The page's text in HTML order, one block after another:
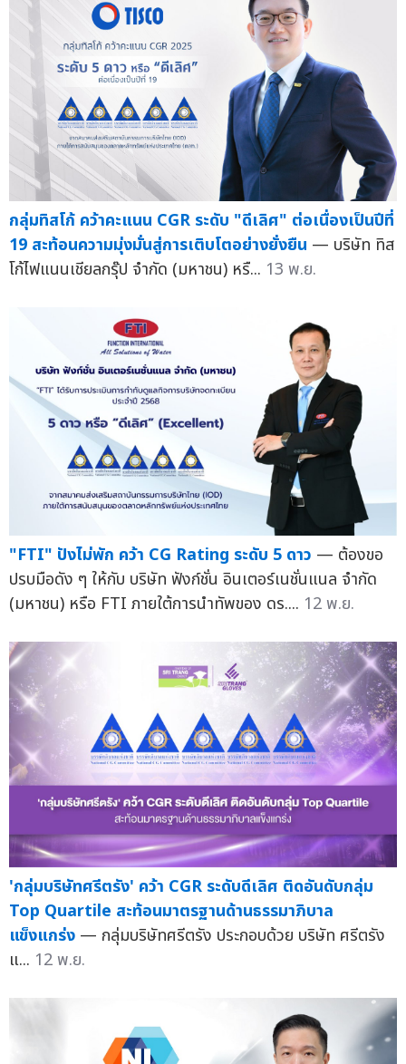
กลุ่มทิสโก้ คว้าคะแนน CGR ระดับ "ดีเลิศ" ต่อเนื่องเป็นปีที่
19 สะท้อนความมุ่งมั่นสู่การเติบโตอย่างยั่งยืน — บริษัท ทิส
โก้ไฟแนนเชียลกรุ๊ป จำกัด (มหาชน) หรื... 13 พ.ย.
"FTI" ปังไม่พัก คว้า CG Rating ระดับ 5 ดาว — ต้องขอ
ปรบมือดัง ๆ ให้กับ บริษัท ฟังก์ชั่น อินเตอร์เนชั่นแนล จำกัด
(มหาชน) หรือ FTI ภายใต้การนำทัพของ ดร.... 12 พ.ย.
'กลุ่มบริษัทศรีตรัง' คว้า CGR ระดับดีเลิศ ติดอันดับกลุ่ม
Top Quartile สะท้อนมาตรฐานด้านธรรมาภิบาล
แข็งแกร่ง — กลุ่มบริษัทศรีตรัง ประกอบด้วย บริษัท ศรีตรัง
แ... 12 พ.ย.